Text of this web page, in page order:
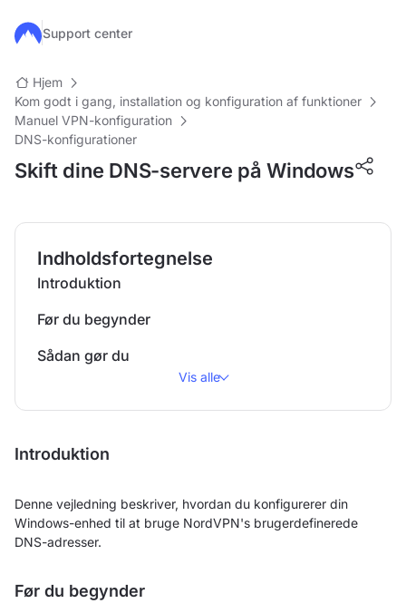
Gå til hovedindhold
Support center
Hjem
Kom godt i gang, installation og konfiguration af funktioner
Manuel VPN-konfiguration
DNS-konfigurationer
Skift dine DNS-servere på Windows
Indholdsfortegnelse
Introduktion
Før du begynder
Sådan gør du
Vis alle
Introduktion
Denne vejledning beskriver, hvordan du konfigurerer din
Windows-enhed til at bruge NordVPN's brugerdefinerede
DNS-adresser.
Før du begynder